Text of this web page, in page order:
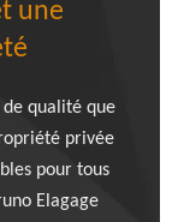
une
de qualité que
privée
pour tous
Elagage